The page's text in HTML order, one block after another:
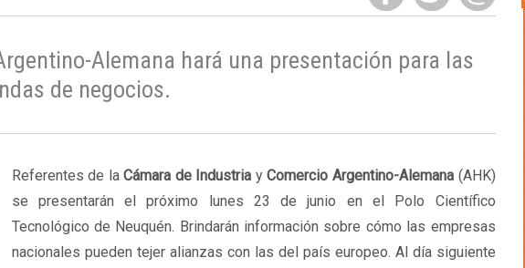
Alemana hará una presentación para las
de negocios.
Referentes de laCámara de Industria yComercio Argentino-Alemana (AHK)
se presentarán el próximo lunes 23 de junio en el Polo Científico
Tecnológico de Neuquén. Brindarán información sobre cómo las empresas
nacionales pueden tejer alianzas con las del país europeo. Al día siguiente